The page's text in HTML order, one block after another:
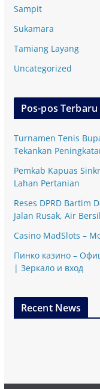
Sampit
Sukamara
Tamiang Layang
Uncategorized
Pos-pos Terbaru
Turnamen Tenis
Tekankan
Pemkab Kapuas
Lahan Pertanian
Reses DPRD Bartim
Jalan Rusak, Air
Casino MadSlots –
Пинко казино –
| Зеркало и вход
Recent News